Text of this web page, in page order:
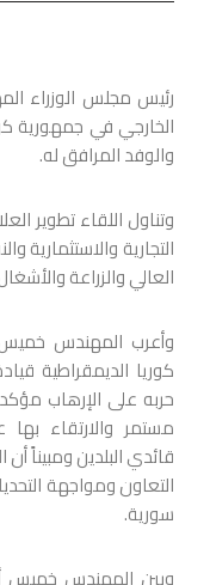
رئيس مجلس الوزراء
الخارجي في جمهورية
والوفد المرافق له.
وتناول اللقاء تطوير
التجارية والاستثمارية
العالي والزراعة
وأعرب المهندس
كوريا الديمقراطية
حربه على الإرهاب
مستمر والارتقاء
قائدي البلدين ومبيناً
التعاون ومواجهة
سورية.